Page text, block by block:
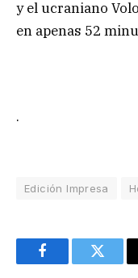
y el ucraniano
en apenas 52
.
Edición Impresa
FacebookTwitter